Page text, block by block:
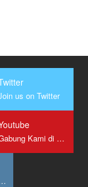
us on Twitter
Gabung Kami di Youtube
Instagram